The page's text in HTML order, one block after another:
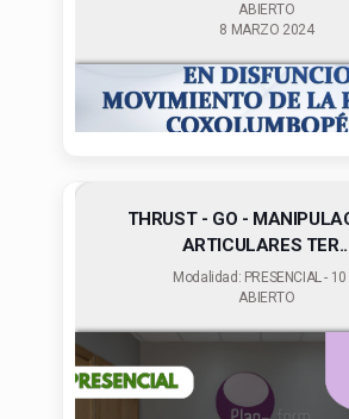
ABIERTO
8 MARZO 2024
THRUST - GO -
ARTICULARES
Modalidad: PRESENCIAL - 10
ABIERTO